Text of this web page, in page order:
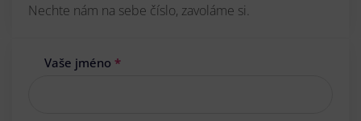
Nechte nám na sebe číslo, zavoláme si.
Vaše jméno *